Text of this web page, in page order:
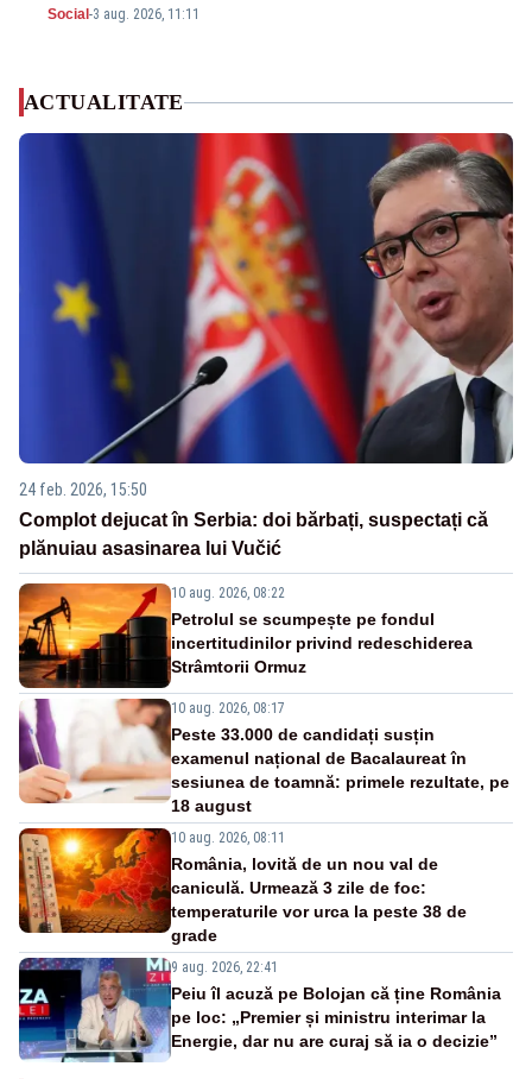
Social -3 aug. 2026, 11:11
ACTUALITATE
24 feb. 2026, 15:50
Complot dejucat în Serbia: doi bărbați, suspectați că
plănuiau asasinarea lui Vučić
10 aug. 2026, 08:22
Petrolul se scumpește pe fondul
incertitudinilor privind redeschiderea
Strâmtorii Ormuz
10 aug. 2026, 08:17
Peste 33.000 de candidați susțin
examenul național de Bacalaureat în
sesiunea de toamnă: primele rezultate, pe
18 august
10 aug. 2026, 08:11
România, lovită de un nou val de
caniculă. Urmează 3 zile de foc:
temperaturile vor urca la peste 38 de
grade
9 aug. 2026, 22:41
Peiu îl acuză pe Bolojan că ține România
pe loc: „Premier și ministru interimar la
Energie, dar nu are curaj să ia o decizie”